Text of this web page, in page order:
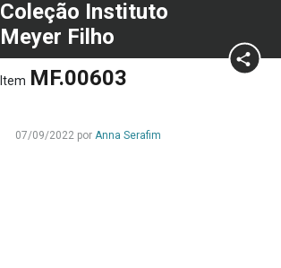
Coleção Instituto
Meyer Filho
Item MF.00603
07/09/2022 por Anna Serafim